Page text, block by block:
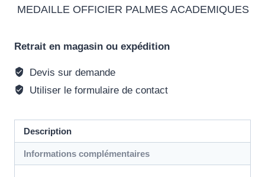
MEDAILLE OFFICIER PALMES ACADEMIQUES
Retrait en magasin ou expédition
Devis sur demande
Utiliser le formulaire de contact
Description
Informations complémentaires